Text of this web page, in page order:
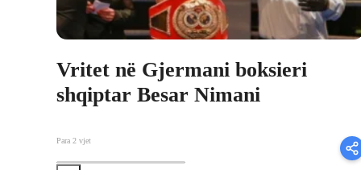
Vritet në Gjermani boksieri
shqiptar Besar Nimani
Para 2 vjet